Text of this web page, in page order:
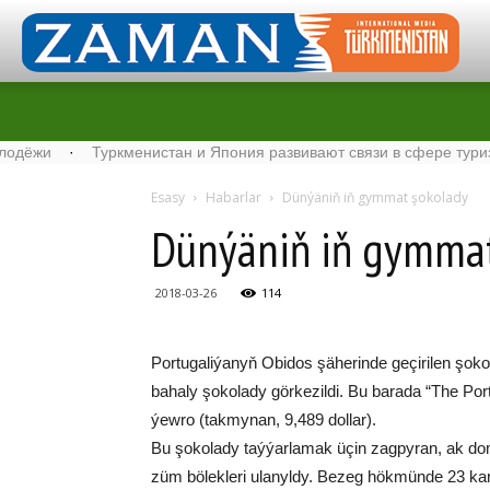
· Туркменистан и Япония развивают связи в сфере туризма ·
Esasy Habarlar Dün­ýä­niň iň gym­mat şo­ko­la­dy
Dün­ýä­niň iň
2018-03-26 114
Por­tu­ga­li­ýa­nyň Obi­dos şä­he­rin­de ge­çi­ri­len
ba­ha­ly şokolady gör­ke­zil­di. Bu ba­ra­da “The
ýew­ro (tak­my­nan, 9,489 dol­lar).
Bu şokolady taý­ýar­la­mak üçin zag­py­ran, ak
züm bö­lek­le­ri ula­nyl­dy. Be­zeg hök­mün­de 23